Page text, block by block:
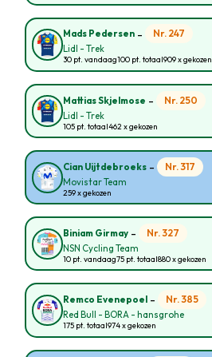
Mads Pedersen - Nr. 247
Lidl - Trek
30 pt. vandaag100 pt. totaal909 x gekozen
Mattias Skjelmose - Nr. 250
Lidl - Trek
105 pt. totaal462 x gekozen
Cian Uijtdebroeks - Nr. 317
Movistar Team
259 x gekozen
Biniam Girmay - Nr. 327
NSN Cycling Team
10 pt. vandaag75 pt. totaal880 x gekozen
Remco Evenepoel - Nr. 385
Red Bull - BORA - hansgrohe
175 pt. totaal974 x gekozen